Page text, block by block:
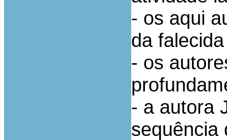
- os aqui
da
- os
- a autora
sequência